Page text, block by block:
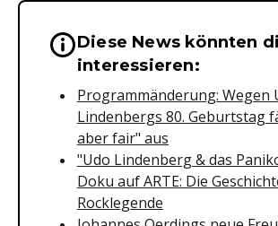
Wichtige Hinweise &
Diese News könnten
interessieren:
Programmänderung: Wegen
Lindenbergs 80. Geburtstag
aber fair" aus
"Udo Lindenberg & das
Doku auf ARTE: Die
Rocklegende